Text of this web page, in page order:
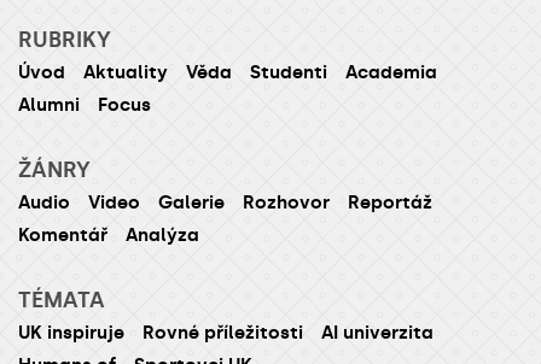
RUBRIKY
Úvod Aktuality Věda Studenti
Academia
Alumni
Focus
ŽÁNRY
Audio Video Galerie Rozhovor
Reportáž
Komentář
Analýza
TÉMATA
UK inspiruje Rovné příležitosti
AI univerzita